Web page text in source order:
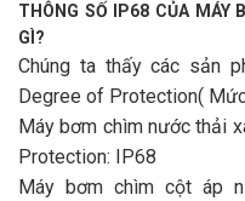
THÔNG SỐ IP68 CỦA MÁY
GÌ?
Chúng ta thấy các sản
Degree of Protection(
Máy bơm chìm nước thải
Protection: IP68
Máy bơm chìm cột áp